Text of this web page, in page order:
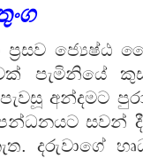
ප්‍රසව ජ්‍යෙෂ්ඨ
පැමිනියේ
අන්දමට
සවන්
දරුවාගේ